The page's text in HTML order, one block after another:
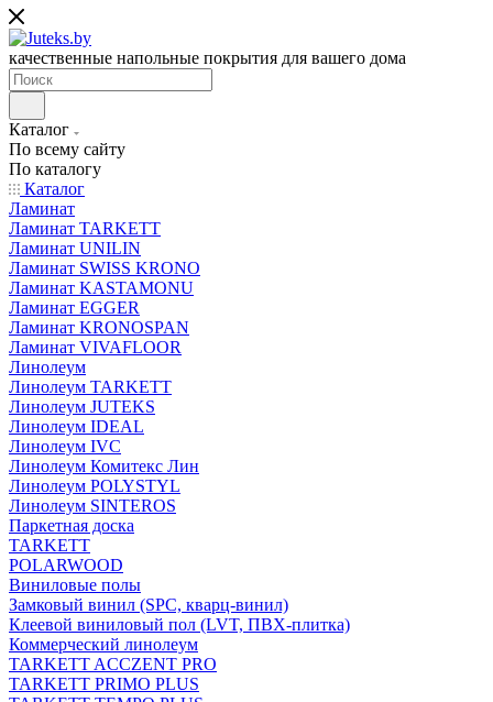
качественные напольные покрытия для вашего дома
Каталог
По всему сайту
По каталогу
Каталог
Ламинат
Ламинат TARKETT
Ламинат UNILIN
Ламинат SWISS KRONO
Ламинат KASTAMONU
Ламинат EGGER
Ламинат KRONOSPAN
Ламинат VIVAFLOOR
Линолеум
Линолеум TARKETT
Линолеум JUTEKS
Линолеум IDEAL
Линолеум IVC
Линолеум Комитекс Лин
Линолеум POLYSTYL
Линолеум SINTEROS
Паркетная доска
TARKETT
POLARWOOD
Виниловые полы
Замковый винил (SPC, кварц-винил)
Клеевой виниловый пол (LVT, ПВХ-плитка)
Коммерческий линолеум
TARKETT ACCZENT PRO
TARKETT PRIMO PLUS